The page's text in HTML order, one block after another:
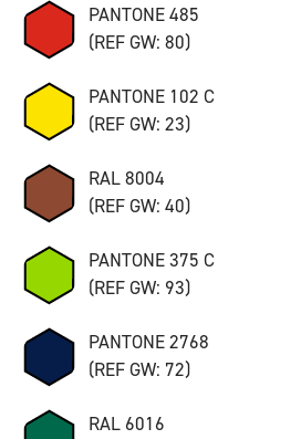
PANTONE 485
(REF GW: 80)
PANTONE 102 C
(REF GW: 23)
RAL 8004
(REF GW: 40)
PANTONE 375 C
(REF GW: 93)
PANTONE 2768
(REF GW: 72)
RAL 6016